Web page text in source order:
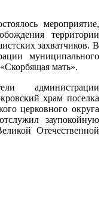
мероприятие,
территории
захватчиков. В
муниципального
мать».
администрации
храм поселка
церковного округа
заупокойную
Отечественной